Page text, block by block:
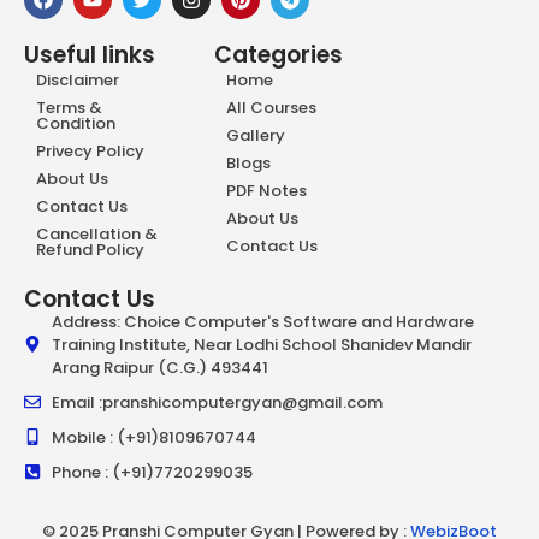
Useful links
Disclaimer
Terms &
Condition
Privecy Policy
About Us
Contact Us
Cancellation &
Refund Policy
Categories
Home
All Courses
Gallery
Blogs
PDF Notes
About Us
Contact Us
Contact Us
Address: Choice Computer's Software and Hardware
Training Institute, Near Lodhi School Shanidev Mandir
Arang Raipur (C.G.) 493441
Email :pranshicomputergyan@gmail.com
Mobile : (+91)8109670744
Phone : (+91)7720299035
© 2025 Pranshi Computer Gyan | Powered by :WebizBoot